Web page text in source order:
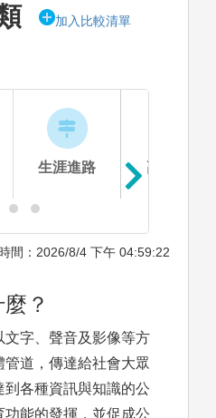
加入比較清單
生涯進路 高中準備
間：2026/8/4 下午 04:59:22
？
文字、聲音及影像等方
道，傳達給社會大眾
各種資訊與知識的公
能的發揮，並促成公